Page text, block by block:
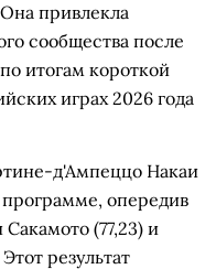
привлекла
сообщества после
итогам короткой
играх 2026 года
д'Ампеццо Накаи
программе, опередив
(77,23) и
результат